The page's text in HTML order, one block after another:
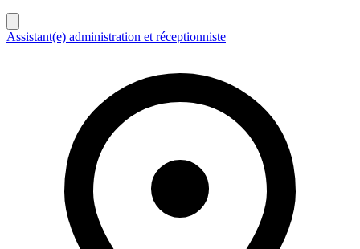
Assistant(e) administration et réceptionniste